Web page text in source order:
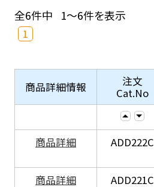
全6件中 1～6件を表示
1
商品詳細情報
注文
Cat.No
商品詳細 ADD222C
商品詳細
ADD221C